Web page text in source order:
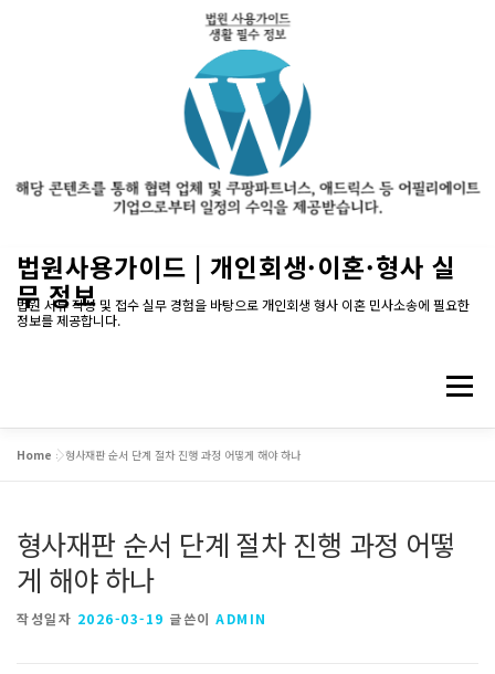
법원사용가이드 | 개인회생·이혼·형사 실
무 정보
법원 서류 작성 및 접수 실무 경험을 바탕으로 개인회생 형사 이혼 민사소송에 필요한
정보를 제공합니다.
메뉴
Home »형사재판 순서 단계 절차 진행 과정 어떻게 해야 하나
형사재판 순서 단계 절차 진행 과정 어떻
게 해야 하나
작성일자 2026-03-19 글쓴이 ADMIN